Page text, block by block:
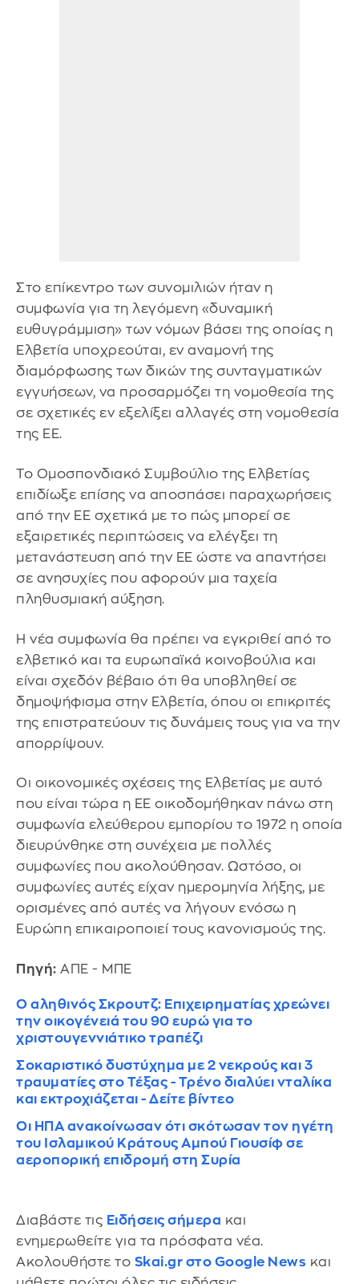
Στο επίκεντρο των συνομιλιών ήταν η
συμφωνία για τη λεγόμενη «δυναμική
ευθυγράμμιση» των νόμων βάσει της οποίας η
Ελβετία υποχρεούται, εν αναμονή της
διαμόρφωσης των δικών της συνταγματικών
εγγυήσεων, να προσαρμόζει τη νομοθεσία της
σε σχετικές εν εξελίξει αλλαγές στη νομοθεσία
της ΕΕ.
Το Ομοσπονδιακό Συμβούλιο της Ελβετίας
επιδίωξε επίσης να αποσπάσει παραχωρήσεις
από την ΕΕ σχετικά με το πώς μπορεί σε
εξαιρετικές περιπτώσεις να ελέγξει τη
μετανάστευση από την ΕΕ ώστε να απαντήσει
σε ανησυχίες που αφορούν μια ταχεία
πληθυσμιακή αύξηση.
Η νέα συμφωνία θα πρέπει να εγκριθεί από το
ελβετικό και τα ευρωπαϊκά κοινοβούλια και
είναι σχεδόν βέβαιο ότι θα υποβληθεί σε
δημοψήφισμα στην Ελβετία, όπου οι επικριτές
της επιστρατεύουν τις δυνάμεις τους για να την
απορρίψουν.
Οι οικονομικές σχέσεις της Ελβετίας με αυτό
που είναι τώρα η ΕΕ οικοδομήθηκαν πάνω στη
συμφωνία ελεύθερου εμπορίου το 1972 η οποία
διευρύνθηκε στη συνέχεια με πολλές
συμφωνίες που ακολούθησαν. Ωστόσο, οι
συμφωνίες αυτές είχαν ημερομηνία λήξης, με
ορισμένες από αυτές να λήγουν ενόσω η
Ευρώπη επικαιροποιεί τους κανονισμούς της.
Πηγή: ΑΠΕ - ΜΠΕ
Ο αληθινός Σκρουτζ: Επιχειρηματίας χρεώνει
την οικογένειά του 90 ευρώ για το
χριστουγεννιάτικο τραπέζι
Σοκαριστικό δυστύχημα με 2 νεκρούς και 3
τραυματίες στο Τέξας - Τρένο διαλύει νταλίκα
και εκτροχιάζεται - Δείτε βίντεο
Οι ΗΠΑ ανακοίνωσαν ότι σκότωσαν τον ηγέτη
του Ισλαμικού Κράτους Αμπού Γιουσίφ σε
αεροπορική επιδρομή στη Συρία
Διαβάστε τις Ειδήσεις σήμερα και
ενημερωθείτε για τα πρόσφατα νέα.
Ακολουθήστε το Skai.gr στο Google News και